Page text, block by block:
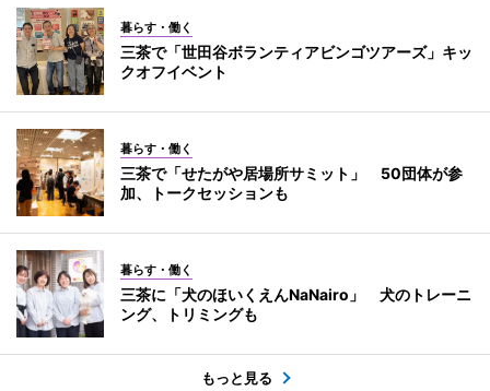
暮らす・働く
三茶で「世田谷ボランティアビンゴツアーズ」キッ
クオフイベント
暮らす・働く
三茶で「せたがや居場所サミット」 50団体が参
加、トークセッションも
暮らす・働く
三茶に「犬のほいくえんNaNairo」 犬のトレーニ
ング、トリミングも
もっと見る